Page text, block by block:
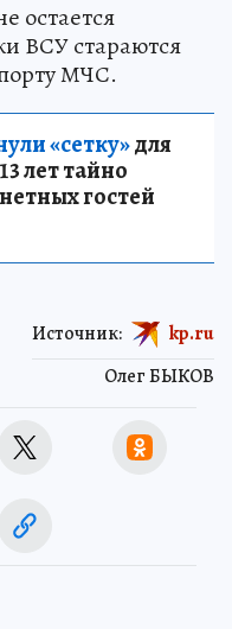
остается
ВСУ стараются
МЧС.
«сетку»для
лет тайно
гостей
Олег БЫКОВ
Источник: kp.ru